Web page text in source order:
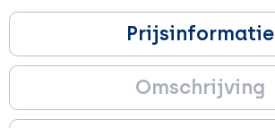
Prijsinformatie
Omschrijving